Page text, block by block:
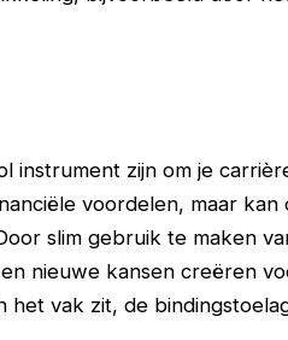
instrument zijn om je
voordelen, maar kan
slim gebruik te maken
nieuwe kansen creëren
het vak zit, de